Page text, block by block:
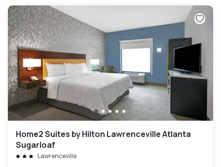
Home2 Suites by Hilton Lawrenceville Atlanta
Sugarloaf
Lawrenceville